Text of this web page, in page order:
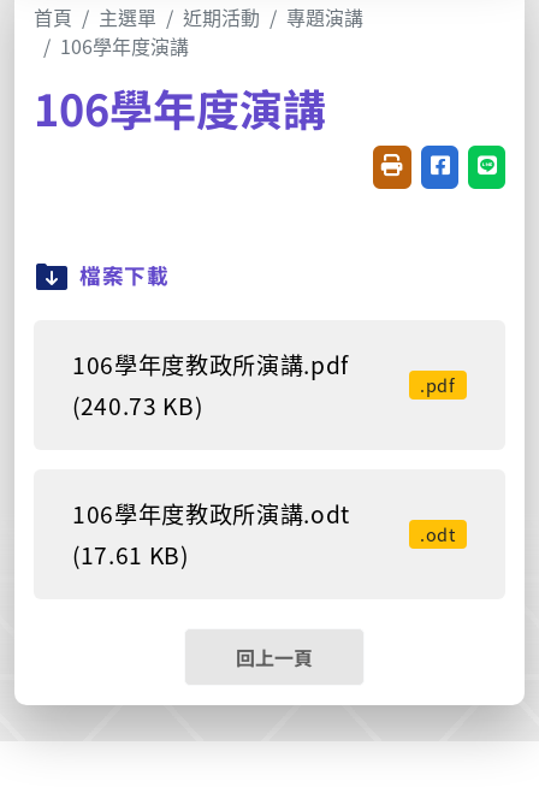
首頁 主選單 近期活動
專題演講
106學年度演講
106學年度演講
友善列印(開新視
分享至臉書
分享
檔案下載
106學年度教政所演講.pdf
(240.73 KB)
.pdf
106學年度教政所演講.odt
(17.61 KB)
.odt
回上一頁